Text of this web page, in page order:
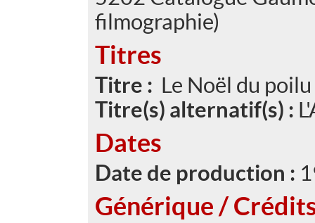
filmographie)
Titres
Titre : Le Noël du poilu
Titre(s) alternatif(s) :
Dates
Date de production :
Générique /